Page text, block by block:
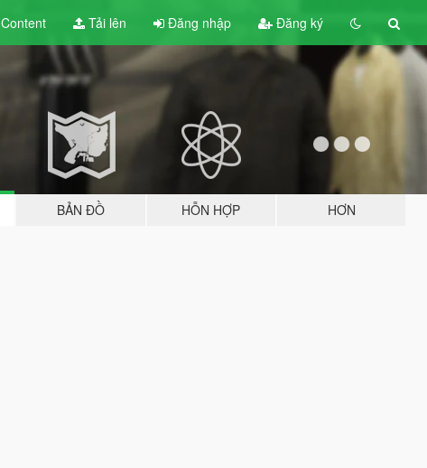
Content Tải lên Đăng nhập Đăng ký
BẢN ĐỒ HỖN HỢP HƠN